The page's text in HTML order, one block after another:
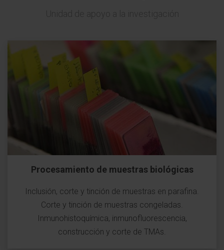
Procesamiento de muestras biológicas
Inclusión, corte y tinción de muestras en parafina.
Corte y tinción de muestras congeladas.
Inmunohistoquímica, inmunofluorescencia,
construcción y corte de TMAs.